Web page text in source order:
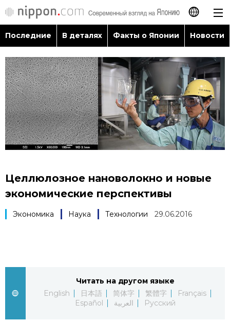
日本語
English
简体字
繁體字
Français
العربية
Последние
В деталях
Новости
Путеводитель по Японии
Популярные статьи
Последние В деталях Факты о Японии Новости
Целлюлозное нановолокно и новые
экономические перспективы
Экономика Наука Технологии 29.06.2016
Читать на другом языке
English
日本語 简体字 繁體字
Français
Español
العربية Русский